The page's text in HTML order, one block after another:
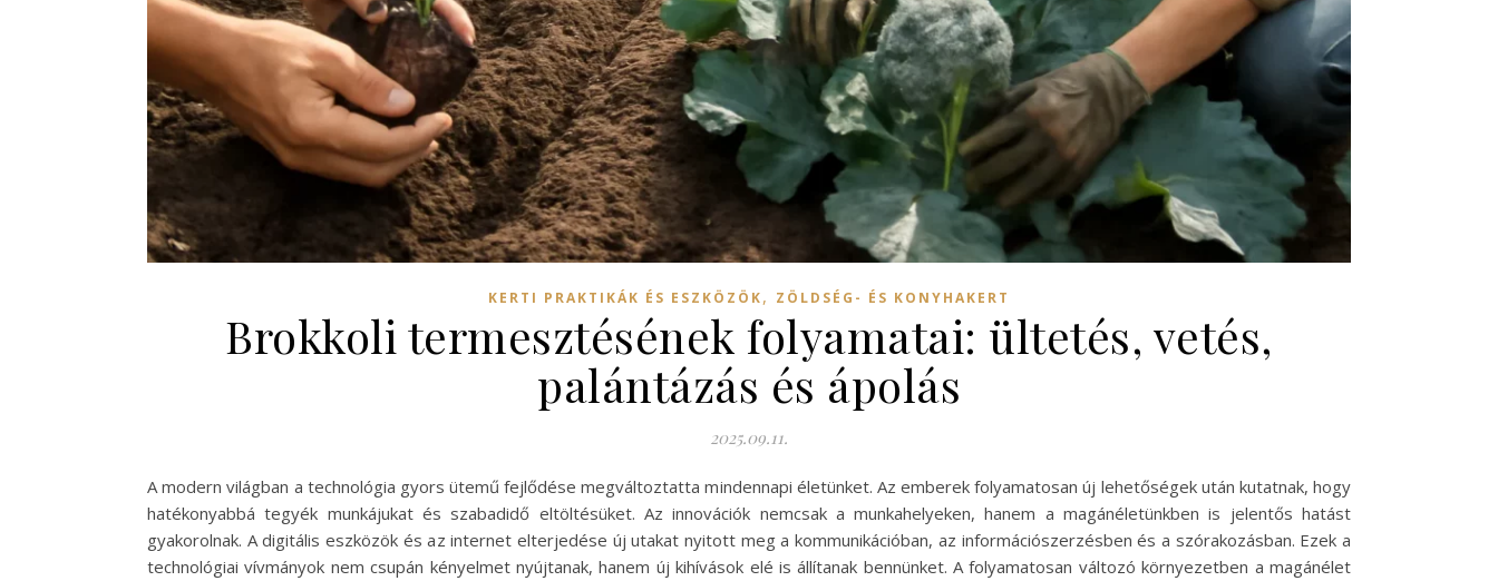
KERTI PRAKTIKÁK ÉS ESZKÖZÖK, ZÖLDSÉG- ÉS KONYHAKERT
Brokkoli termesztésének folyamatai: ültetés, vetés,
palántázás és ápolás
2025.09.11.
A modern világban a technológia gyors ütemű fejlődése megváltoztatta mindennapi életünket. Az emberek folyamatosan új lehetőségek után kutatnak, hogy
hatékonyabbá tegyék munkájukat és szabadidő eltöltésüket. Az innovációk nemcsak a munkahelyeken, hanem a magánéletünkben is jelentős hatást
gyakorolnak. A digitális eszközök és az internet elterjedése új utakat nyitott meg a kommunikációban, az információszerzésben és a szórakozásban. Ezek a
technológiai vívmányok nem csupán kényelmet nyújtanak, hanem új kihívások elé is állítanak bennünket. A folyamatosan változó környezetben a magánélet